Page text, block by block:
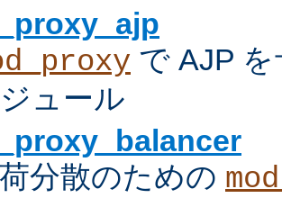
で AJP
ュール
分散のための